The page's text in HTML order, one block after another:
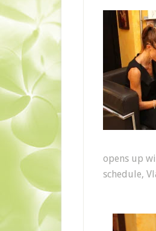
opens up
schedule,